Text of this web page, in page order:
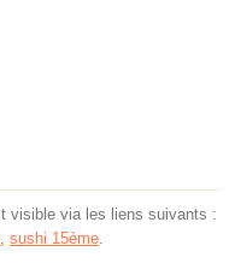
visible via les liens suivants :
, sushi 15ème.